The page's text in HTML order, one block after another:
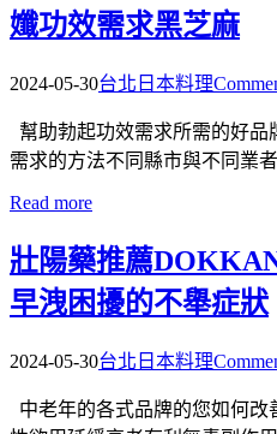
孅功效需求黑芝麻
2024-05-30台北日本料理
幫助勃起功效需求所需的好
需求的方法不同縣市與不同業
Read more
壯陽藥推薦
早洩困擾的不舉症狀
2024-05-30台北日本料理
中老年的各式品牌的您如何